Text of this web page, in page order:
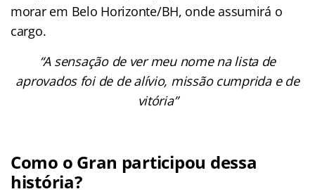
morar em Belo Horizonte/BH, onde assumirá o
cargo.
“A sensação de ver meu nome na lista de
aprovados foi de de alívio, missão cumprida e de
vitória”
Como o Gran participou dessa
história?